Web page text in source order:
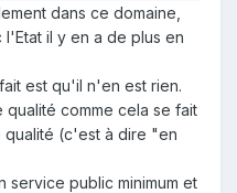
dans ce domaine,
il y en a de plus en
est qu'il n'en est rien.
comme cela se fait
qualité (c'est à dire "en
service public minimum et